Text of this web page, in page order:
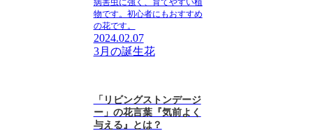
病害虫に強く、育てやすい植
物です。初心者にもおすすめ
の花です。
2024.02.07
3月の誕生花
「リビングストンデージ
ー」の花言葉『気前よく
与える』とは？